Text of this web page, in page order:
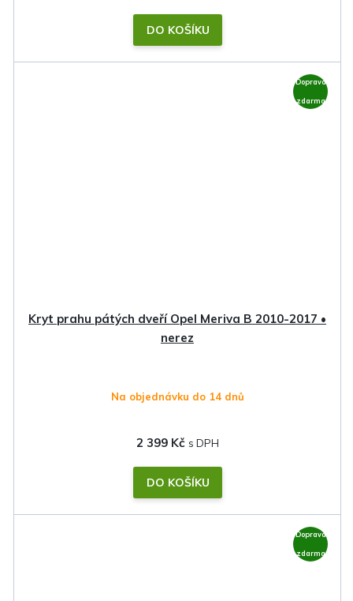
DO KOŠÍKU
Doprava
zdarma
Kryt prahu pátých dveří Opel Meriva B 2010-2017 •
nerez
Na objednávku do 14 dnů
2 399 Kč
DO KOŠÍKU
Doprava
zdarma